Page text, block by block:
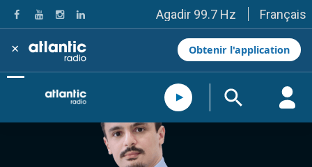
Agadir 99.7 Hz
Tanger 103.3 Hz
Tétouan 87.8 Hz
Fès 98.8 Hz
Meknès 97.2 Hz
El Jadida 97.3
Settat 104,6
Essaouira 96.6
Français
× Obtenir l'application